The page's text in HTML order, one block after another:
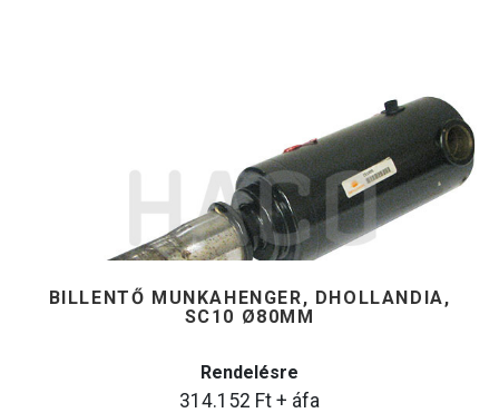
BILLENTŐ MUNKAHENGER, DHOLLANDIA,
SC10 Ø80MM
Rendelésre
314.152 Ft + áfa